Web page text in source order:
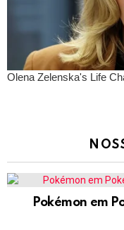
Pokémon em